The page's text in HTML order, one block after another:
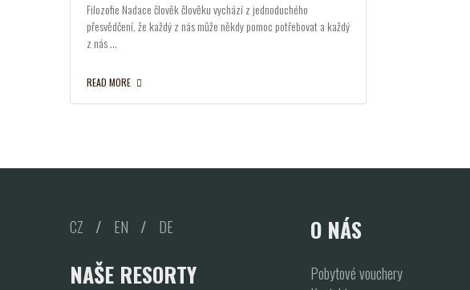
Filozofie Nadace člověk člověku vychází z jednoduchého
přesvědčení, že každý z nás může někdy pomoc potřebovat a každý
z nás …
READ MORE
CZ / EN / DE
NAŠE RESORTY
O NÁS
Pobytové vouchery